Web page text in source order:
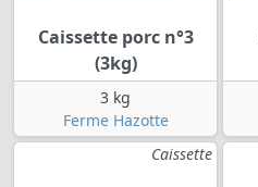
Caissette porc n°3
(3kg)
3 kg
Ferme Hazotte
Caissette